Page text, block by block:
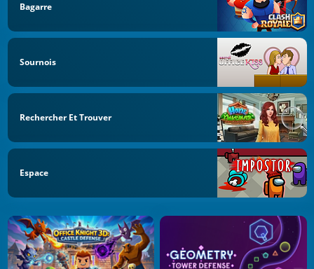
Bagarre
Sournois
Rechercher Et Trouver
Espace